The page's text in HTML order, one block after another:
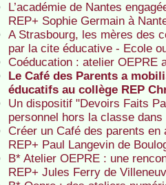
L’académie de Nantes
REP+ Sophie Germain à
A Strasbourg, les mères des
par la cite éducative - Ecole
Coéducation : atelier OEPRE
Le Café des Parents a
éducatifs au collège REP
Un dispositif "Devoirs Faits
personnel hors la classe
Créer un Café des parents
REP+ Paul Langevin de
B* Atelier OEPRE : une
REP+ Jules Ferry de